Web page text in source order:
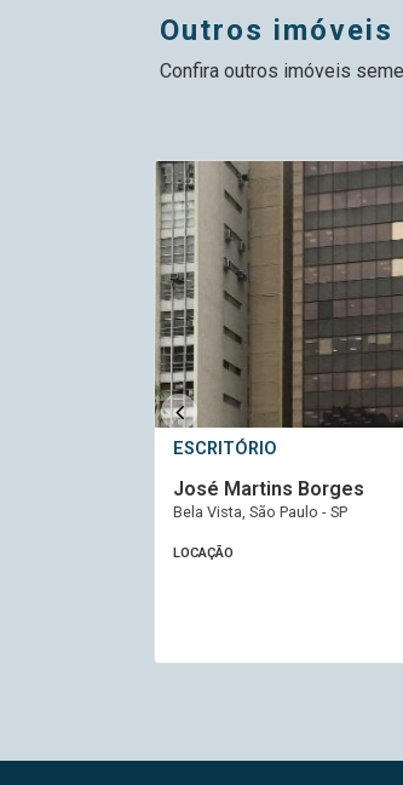
outros imóveis
Confira outros imóveis
ESCRITÓRIO
Olímpia Top Office
Vila Olímpia, São Paulo - SP
LOCAÇÃO